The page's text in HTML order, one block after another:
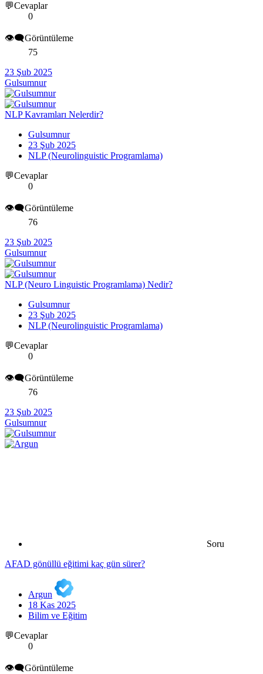
💬Cevaplar
0
👁️‍🗨️Görüntüleme
75
23 Şub 2025
Gulsumnur
NLP Kavramları Nelerdir?
Gulsumnur
23 Şub 2025
NLP (Neurolinguistic Programlama)
💬Cevaplar
0
👁️‍🗨️Görüntüleme
76
23 Şub 2025
Gulsumnur
NLP (Neuro Linguistic Programlama) Nedir?
Gulsumnur
23 Şub 2025
NLP (Neurolinguistic Programlama)
💬Cevaplar
0
👁️‍🗨️Görüntüleme
76
23 Şub 2025
Gulsumnur
Soru
AFAD gönüllü eğitimi kaç gün sürer?
Argun
18 Kas 2025
Bilim ve Eğitim
💬Cevaplar
0
👁️‍🗨️Görüntüleme